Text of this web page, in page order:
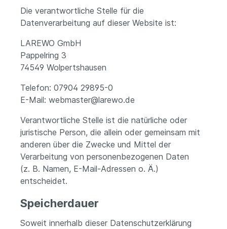
Die verantwortliche Stelle für die
Datenverarbeitung auf dieser Website ist:
LAREWO GmbH
Pappelring 3
74549 Wolpertshausen
Telefon: 07904 29895-0
E-Mail: webmaster@larewo.de
Verantwortliche Stelle ist die natürliche oder
juristische Person, die allein oder gemeinsam mit
anderen über die Zwecke und Mittel der
Verarbeitung von personenbezogenen Daten
(z. B. Namen, E-Mail-Adressen o. Ä.)
entscheidet.
Speicherdauer
Soweit innerhalb dieser Datenschutzerklärung